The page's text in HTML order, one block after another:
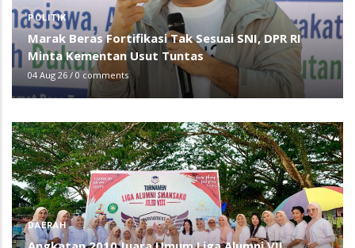
POLITIK
Marak Beras Fortifikasi Tak Sesuai SNI, DPR RI
Minta Kementan Usut Tuntas
04 Aug 26 / 0 comments
DAERAH